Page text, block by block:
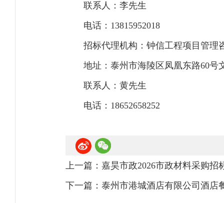
联系人：李先生
电话：13815952018
招标代理机构：钟信工程项目管理
地址：泰州市海陵区凤凰东路60号
联系人：黄先生
电话：18652658252
上一篇： 嘉昊市政2026市政材料采购招
下一篇： 泰州市港城酒店有限公司酒店